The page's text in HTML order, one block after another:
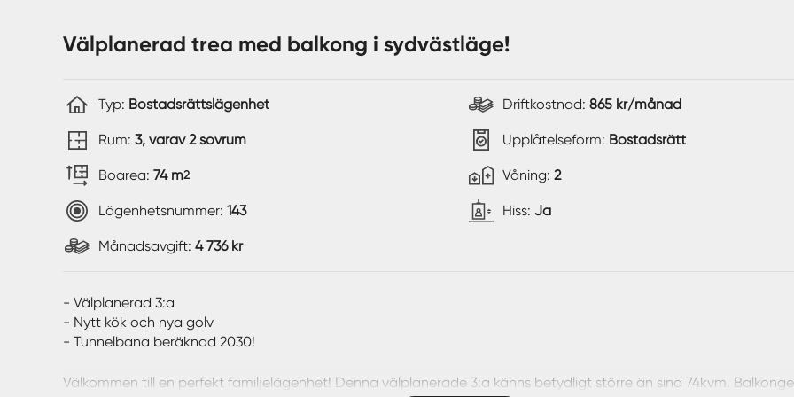
Välplanerad trea med balkong i sydvästläge!
Typ: Bostadsrättslägenhet
Rum: 3, varav 2 sovrum
Boarea: 74 m2
Lägenhetsnummer: 143
Månadsavgift: 4 736 kr
Driftkostnad: 865 kr/månad
Upplåtelseform: Bostadsrätt
Våning: 2
Hiss: Ja
- Välplanerad 3:a
- Nytt kök och nya golv
- Tunnelbana beräknad 2030!
Välkommen till en perfekt familjelägenhet! Denna välplanerade 3:a känns betydligt större än sina 74kvm.